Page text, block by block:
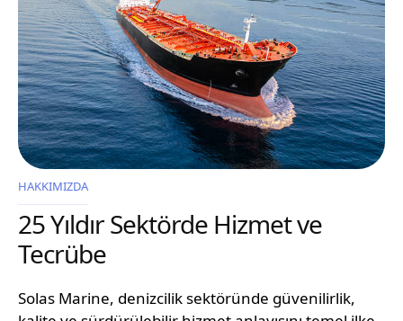
HAKKIMIZDA
25 Yıldır Sektörde Hizmet ve
Tecrübe
Solas Marine, denizcilik sektöründe güvenilirlik,